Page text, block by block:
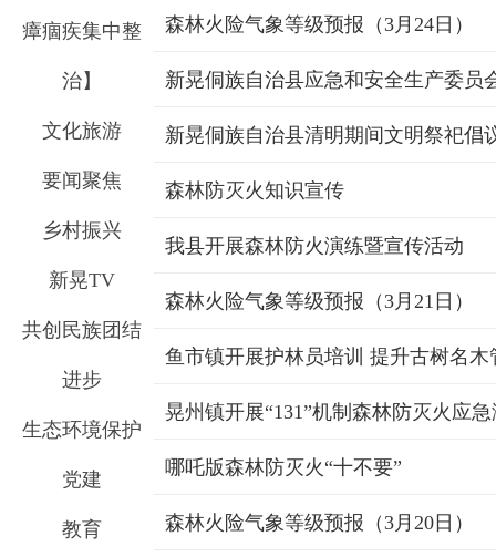
瘴痼疾集中整
治】
文化旅游
要闻聚焦
乡村振兴
新晃TV
共创民族团结
进步
生态环境保护
党建
教育
森林火险气象等级预报（3月24日）
新晃侗族自治县清明期间文明祭祀倡
森林防灭火知识宣传
我县开展森林防火演练暨宣传活动
森林火险气象等级预报（3月21日）
鱼市镇开展护林员培训 提升古树名木
晃州镇开展“131”机制森林防灭火应
哪吒版森林防灭火“十不要”
森林火险气象等级预报（3月20日）